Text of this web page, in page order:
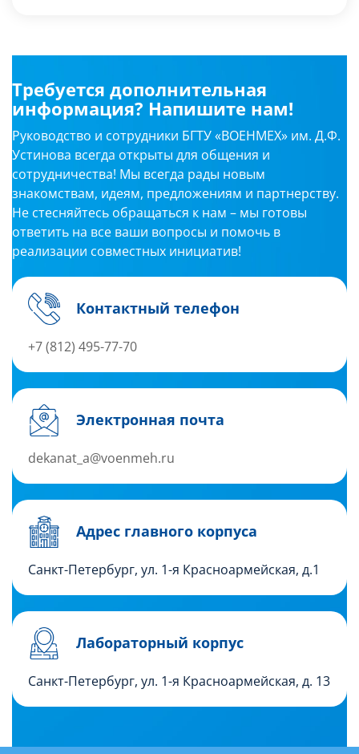
Требуется дополнительная
информация? Напишите нам!
Руководство и сотрудники БГТУ «ВОЕНМЕХ» им. Д.Ф.
Устинова всегда открыты для общения и
сотрудничества! Мы всегда рады новым
знакомствам, идеям, предложениям и партнерству.
Не стесняйтесь обращаться к нам – мы готовы
ответить на все ваши вопросы и помочь в
реализации совместных инициатив!
Контактный телефон
+7 (812) 495-77-70
Электронная почта
dekanat_a@voenmeh.ru
Адрес главного корпуса
Санкт-Петербург, ул. 1-я Красноармейская, д.1
Лабораторный корпус
Санкт-Петербург, ул. 1-я Красноармейская, д. 13